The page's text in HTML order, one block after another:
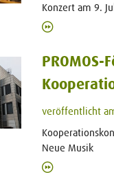
Konzert am 9.
veröffentlicht
Neue Musik